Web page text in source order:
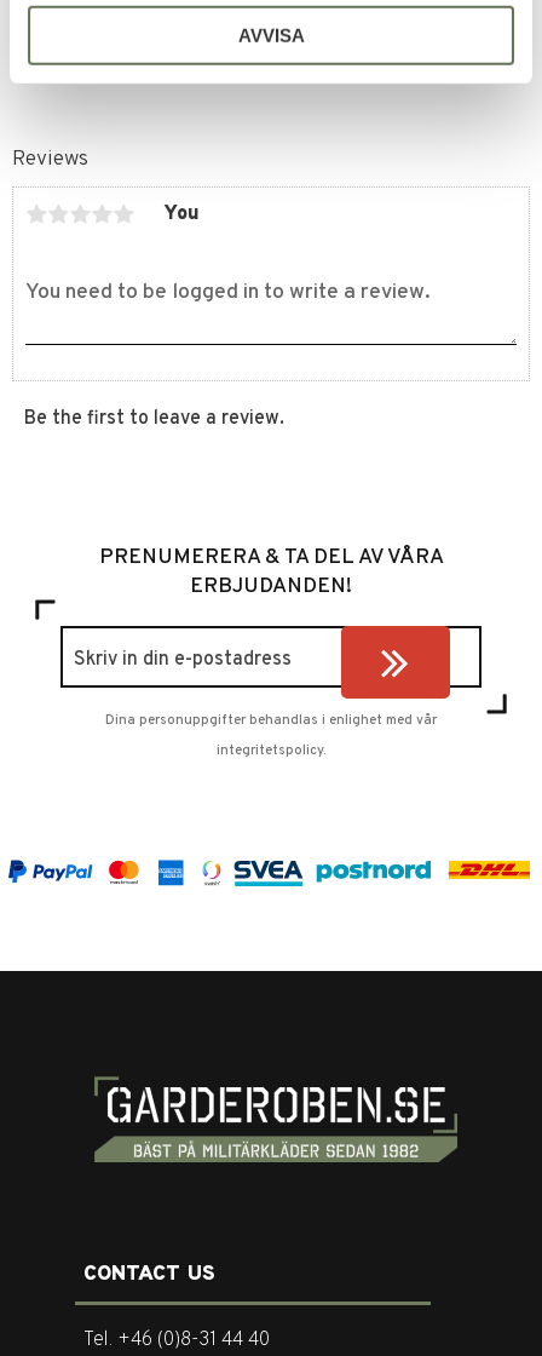
AVVISA
Reviews
You
Be the first to leave a review.
135
PRENUMERERA & TA DEL AV VÅRA
ERBJUDANDEN!
Dina personuppgifter behandlas i enlighet med vår
integritetspolicy.
CONTACT US
Tel. +46 (0)8-31 44 40